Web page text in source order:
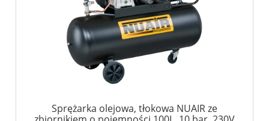
Sprężarka olejowa, tłokowa NUAIR ze